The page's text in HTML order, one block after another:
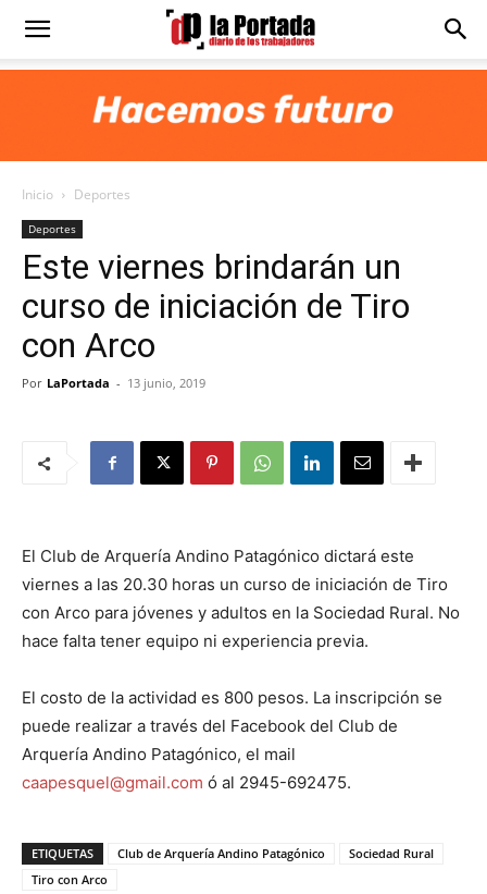
Diario
Portada
Inicio Deportes
Deportes
Este viernes brindarán un
curso de iniciación de Tiro
con Arco
Por LaPortada - 13 junio, 2019
El Club de Arquería Andino Patagónico dictará este
viernes a las 20.30 horas un curso de iniciación de Tiro
con Arco para jóvenes y adultos en la Sociedad Rural. No
hace falta tener equipo ni experiencia previa.
El costo de la actividad es 800 pesos. La inscripción se
puede realizar a través del Facebook del Club de
Arquería Andino Patagónico, el mail
caapesquel@gmail.com ó al 2945-692475.
ETIQUETAS Club de Arquería Andino Patagónico
Sociedad Rural
Tiro con Arco